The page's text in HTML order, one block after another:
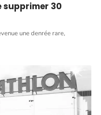
supprimer 30
une denrée rare,